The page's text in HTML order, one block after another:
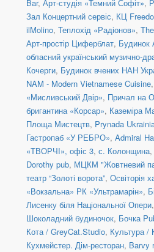
Bar, Арт-студія «Темний Софіт»,
Зал Концертний сервіс, КЦ
ilMolino, Теплохід «Радіонов»,
Арт-простір Циферблат, Будинок
обласний український музично-
Кочерги, Будинок вчених НАН
NAM - Modern Vietnamese Cuisine,
«Мисливський Двір», Причал на
бригантина «Корсар», Каземіра
Площа Мистецтв, Prynada
Гастропаб «У РЕБРО», Admiral
«ТВОРЧІ», офіс 3, с. Колонщина,
Dorothy pub, МЦКМ "Жовтневий
театр “Золоті ворота”, Освіторія
«Вокзальна» РК «Ультрамарін»,
Лисенку біля Національної Опери,
Шоколадний будиночок, Бочка
Кота / GreyCat.Studio, Культура /
Кухмейстер. Дім-ресторан, Barvy